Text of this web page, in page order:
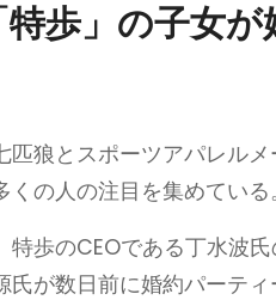
歩」の子女が
匹狼とスポーツアパレル
の人の注目を集めている
歩のCEOである丁水波
が数日前に婚約パーティ